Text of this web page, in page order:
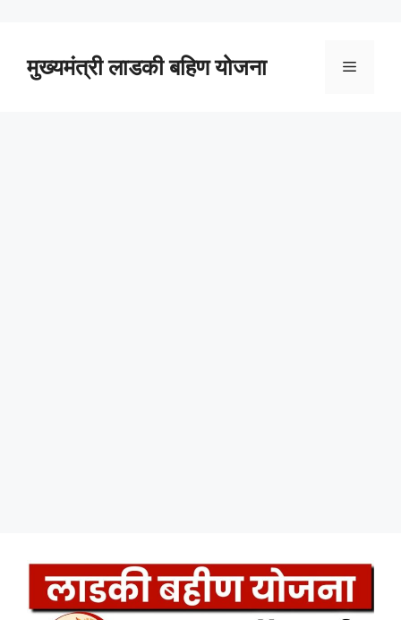
मुख्यमंत्री लाडकी बहिण योजना Menu